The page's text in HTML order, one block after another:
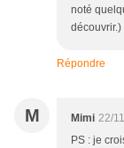
noté
découvrir.)
Répondre
M Mimi 22/
PS : je